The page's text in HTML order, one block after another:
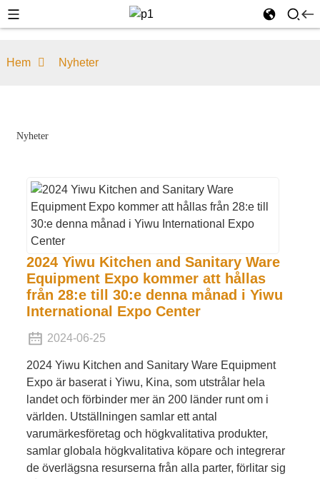
Hem Nyheter
Nyheter
2024 Yiwu Kitchen and Sanitary Ware
Equipment Expo kommer att hållas
från 28:e till 30:e denna månad i Yiwu
International Expo Center
2024-06-25
2024 Yiwu Kitchen and Sanitary Ware Equipment
Expo är baserat i Yiwu, Kina, som utstrålar hela
landet och förbinder mer än 200 länder runt om i
världen. Utställningen samlar ett antal
varumärkesföretag och högkvalitativa produkter,
samlar globala högkvalitativa köpare och integrerar
de överlägsna resurserna från alla parter, förlitar sig